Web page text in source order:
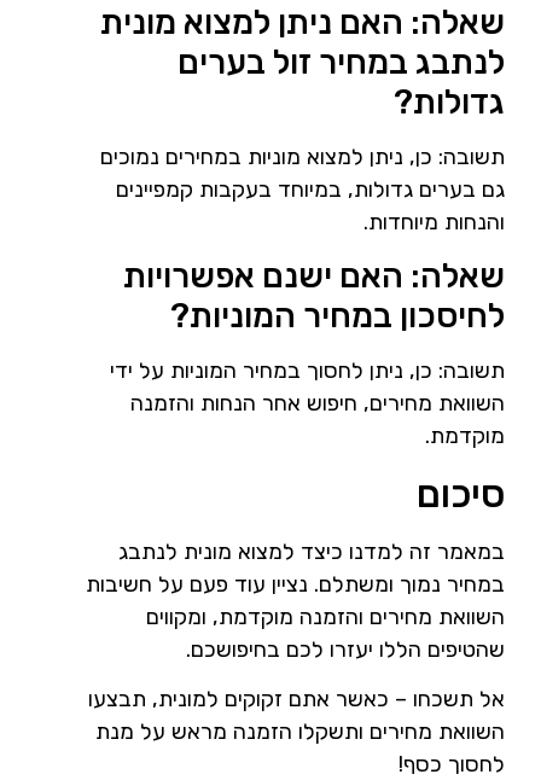
שאלה: האם ניתן למצוא מונית
לנתבג במחיר זול בערים
גדולות?
תשובה: כן, ניתן למצוא מוניות במחירים נמוכים
גם בערים גדולות, במיוחד בעקבות קמפיינים
והנחות מיוחדות.
שאלה: האם ישנם אפשרויות
לחיסכון במחיר המוניות?
תשובה: כן, ניתן לחסוך במחיר המוניות על ידי
השוואת מחירים, חיפוש אחר הנחות והזמנה
מוקדמת.
סיכום
במאמר זה למדנו כיצד למצוא מונית לנתבג
במחיר נמוך ומשתלם. נציין עוד פעם על חשיבות
השוואת מחירים והזמנה מוקדמת, ומקווים
שהטיפים הללו יעזרו לכם בחיפושכם.
אל תשכחו – כאשר אתם זקוקים למונית, תבצעו
השוואת מחירים ותשקלו הזמנה מראש על מנת
לחסוך כסף!